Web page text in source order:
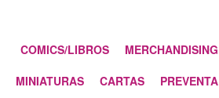
COMICS/LIBROS MERCHANDISING
MINIATURAS
CARTAS PREVENTA